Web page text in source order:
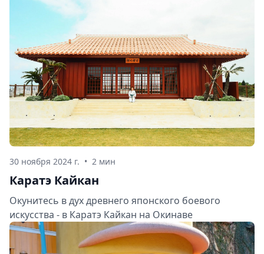
30 ноября 2024 г. • 2 мин
Каратэ Кайкан
Окунитесь в дух древнего японского боевого
искусства - в Каратэ Кайкан на Окинаве